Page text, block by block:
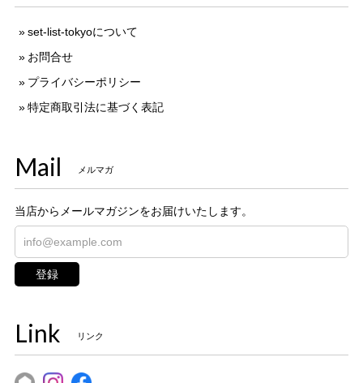
set-list-tokyoについて
お問合せ
プライバシーポリシー
特定商取引法に基づく表記
Mail メルマガ
当店からメールマガジンをお届けいたします。
登録
Link リンク